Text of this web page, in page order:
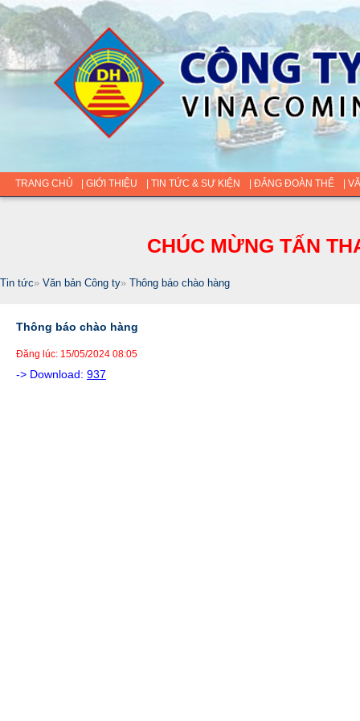
TRANG CHỦ | GIỚI THIỆU | TIN TỨC & SỰ KIỆN | ĐẢNG ĐOÀN THỂ |
CHÚC MỪNG TẤN
Tin tức» Văn bản Công ty» Thông báo chào hàng
Thông báo chào hàng
Đăng lúc: 15/05/2024 08:05
-> Download: 937